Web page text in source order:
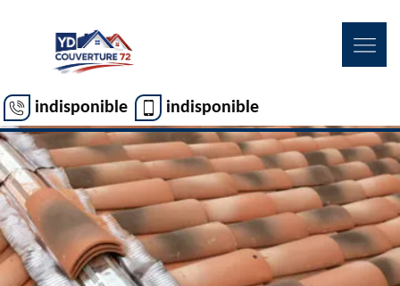
indisponible indisponible